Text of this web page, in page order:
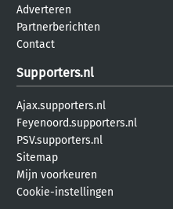
Adverteren
Partnerberichten
Contact
Supporters.nl
Ajax.supporters.nl
Feyenoord.supporters.nl
PSV.supporters.nl
Sitemap
Mijn voorkeuren
Cookie-instellingen